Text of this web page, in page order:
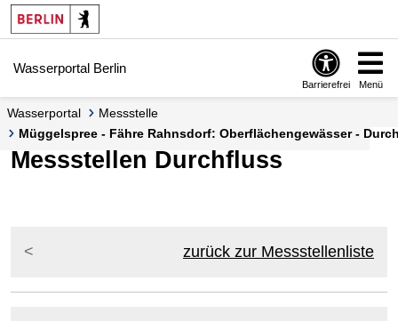
Springe zur Navigation
Springe zum Inhalt
Wasserportal Berlin
Barrierefrei Menü
Wasserportal
Messstelle
Müggelspree - Fähre Rahnsdorf: Oberflächengewässer -
Messstellen Durchfluss
zurück zur Messstellenliste